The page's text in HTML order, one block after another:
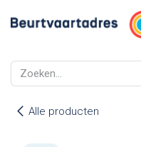
Alle producten